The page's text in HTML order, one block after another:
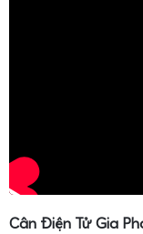
Cân Điện Tử Gia